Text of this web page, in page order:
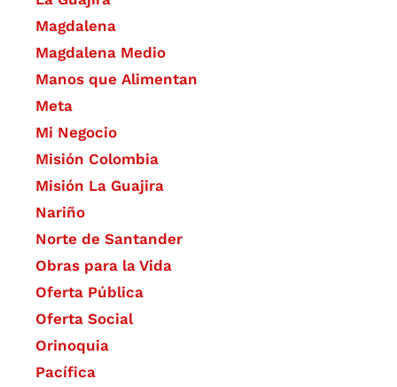
Magdalena
Magdalena Medio
Manos que Alimentan
Meta
Mi Negocio
Misión Colombia
Misión La Guajira
Nariño
Norte de Santander
Obras para la Vida
Oferta Pública
Oferta Social​​
Orinoquia
Pacífica